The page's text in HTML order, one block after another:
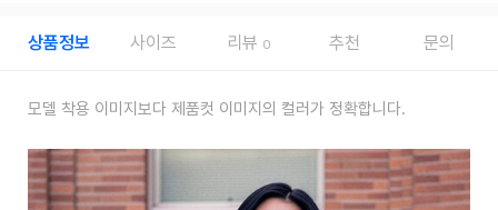
상품정보 사이즈 리뷰 0 추천 문의
모델 착용 이미지보다 제품컷 이미지의 컬러가 정확합니다.